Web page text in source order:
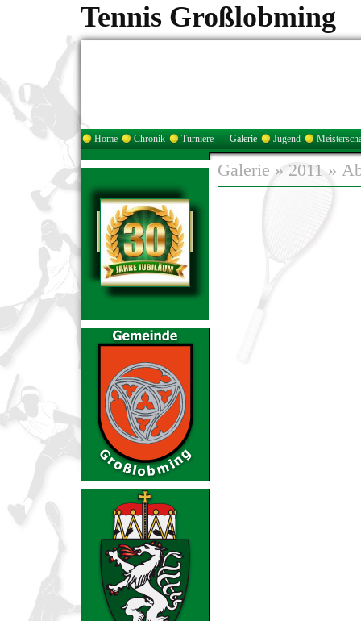
Tennis Großlobming
Home Chronik Turniere Galerie Jugend
Galerie »2011 »